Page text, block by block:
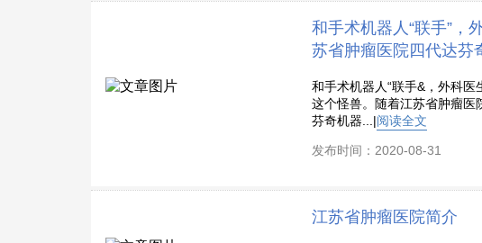
和手术机器人“联手”
苏省肿瘤医院四代达芬
和手术机器人“联手&，外科医
这个怪兽。随着江苏省肿瘤医
芬奇机器...|阅读全文
发布时间：2020-08-31
江苏省肿瘤医院简介